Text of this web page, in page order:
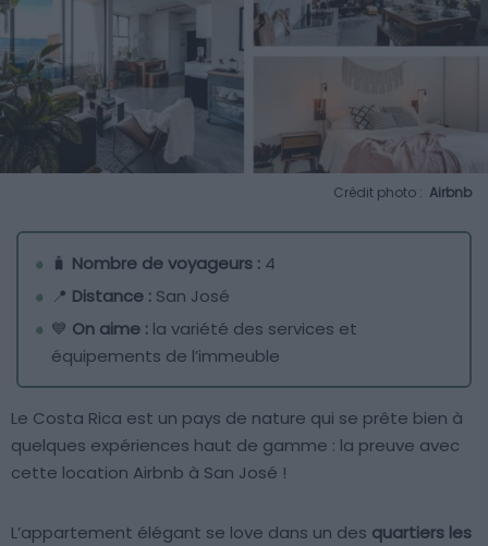
Crédit photo : Airbnb
🧳 Nombre de voyageurs : 4
📍 Distance : San José
💙 On aime : la variété des services et
équipements de l’immeuble
Le Costa Rica est un pays de nature qui se prête bien à
quelques expériences haut de gamme : la preuve avec
cette location Airbnb à San José !
L’appartement élégant se love dans un des quartiers les